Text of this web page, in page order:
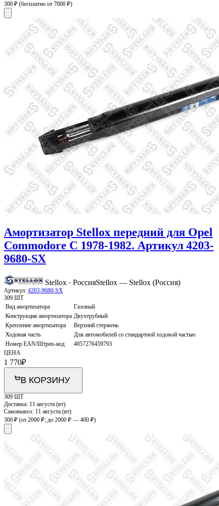
300 ₽ (бесплатно от 7000 ₽)
Амортизатор Stellox передний для Opel
Commodore C 1978-1982. Артикул 4203-
9680-SX
Stellox · РоссияStellox — Stellox (Россия)
Артикул: 4203-9680-SX
309 ШТ
Вид амортизатора
Газовый
Конструкция амортизатора Двухтрубный
Крепление амортизатора
Верхний стержень
Ходовая часть
Для автомобилей со стандартной ходовой частью
Номер EAN/Штрих-код
4057276459793
ЦЕНА
1 770₽
В КОРЗИНУ
309 ШТ
Доставка: 11 августа (вт)
Самовывоз: 11 августа (вт)
300 ₽ (от 2000 ₽; до 2000 ₽ — 400 ₽)